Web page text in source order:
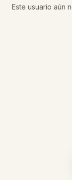
Este usuario aún